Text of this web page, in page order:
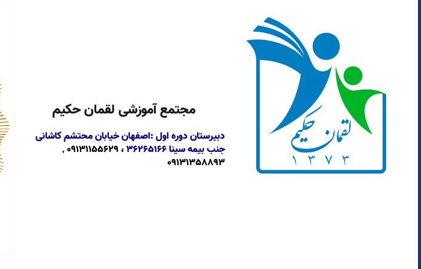
مجتمع آموزشی لقمان حکیم
دبیرستان دوره اول :اصفهان خیابان محتشم کاشانی
جنب بیمه سینا۳۶۲۶۵۱۶۶ ،
09131155629 ,
09131358893